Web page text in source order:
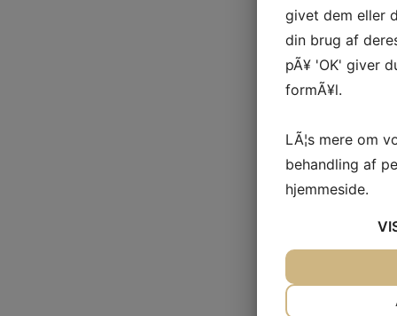
givet dem eller
din brug af
pÃ¥ 'OK' giver
formÃ¥l.
LÃ¦s mere om
behandling af
hjemmeside.